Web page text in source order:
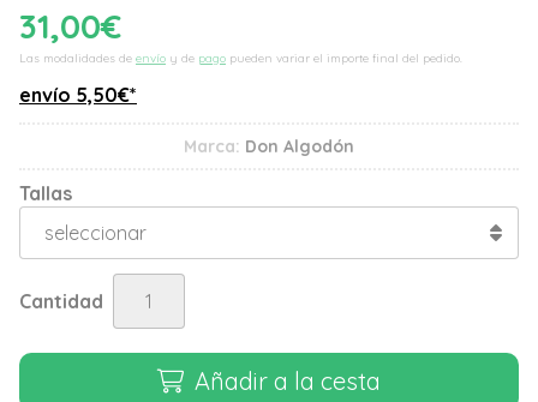
31,00€
Las modalidades de envío y de pago pueden variar el importe final del pedido.
envío 5,50€*
Marca: Don Algodón
Tallas
Cantidad
Añadir a la cesta